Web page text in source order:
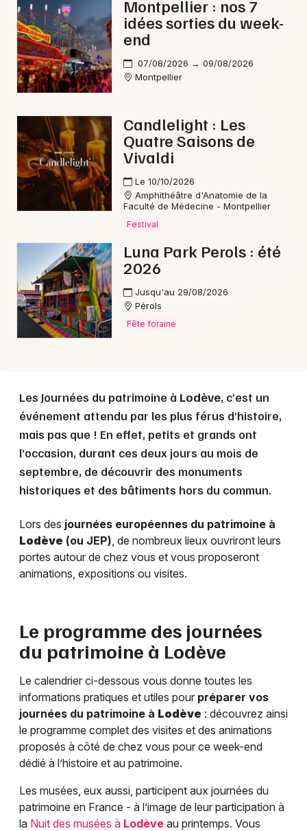
Montpellier : nos 7
idées sorties du week-
end
07/08/2026 → 09/08/2026
Montpellier
Candlelight : Les
Quatre Saisons de
Vivaldi
Le 10/10/2026
Amphithéâtre d'Anatomie de la
Faculté de Médecine - Montpellier
Festival
Luna Park Perols : été
2026
Jusqu'au 29/08/2026
Pérols
Fête foraine
Les Journées du patrimoine à Lodève, c’est un
événement attendu par les plus férus d’histoire,
mais pas que ! En effet, petits et grands ont
l’occasion, durant ces deux jours au mois de
septembre, de découvrir des monuments
historiques et des bâtiments hors du commun.
Lors des journées européennes du patrimoine à
Lodève (ou JEP), de nombreux lieux ouvriront leurs
portes autour de chez vous et vous proposeront
animations, expositions ou visites.
Le programme des journées
du patrimoine à Lodève
Le calendrier ci-dessous vous donne toutes les
informations pratiques et utiles pour préparer vos
journées du patrimoine à Lodève : découvrez ainsi
le programme complet des visites et des animations
proposés à côté de chez vous pour ce week-end
dédié à l’histoire et au patrimoine.
Les musées, eux aussi, participent aux journées du
patrimoine en France - à l’image de leur participation à
la Nuit des musées à Lodève au printemps. Vous